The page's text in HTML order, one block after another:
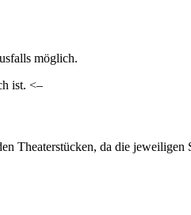
möglich.
ist. <–
Theaterstücken, da die